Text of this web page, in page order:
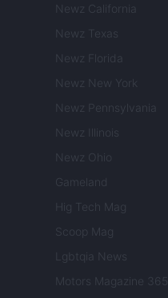
Newz California
Newz Texas
Newz Florida
Newz New York
Newz Pennsylvania
Newz Illinois
Newz Ohio
Gameland
Hig Tech Mag
Scoop Mag
Lgbtqia News
Motors Magazine 365